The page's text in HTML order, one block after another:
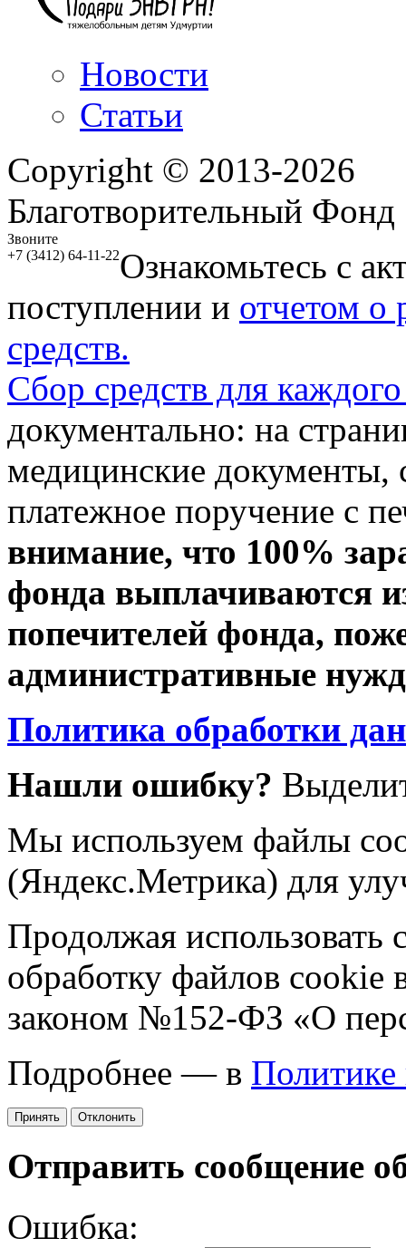
Новости
Статьи
Copyright © 2013-2026
Благотворительный
Звоните
+7 (3412) 64-11-22Ознакомьтесь с
поступлении и отчетом о
средств.
Сбор средств для
документально: на
медицинские документы,
платежное поручение с
внимание, что 100%
фонда выплачиваются
попечителей фонда,
административные
Политика обработки
Нашли ошибку?
Мы используем файлы
(Яндекс.Метрика) для
Продолжая использовать
обработку файлов cookie
законом №152-ФЗ «О
Подробнее — в Политике
Принять Отклонить
Отправить сообщение
Ошибка: